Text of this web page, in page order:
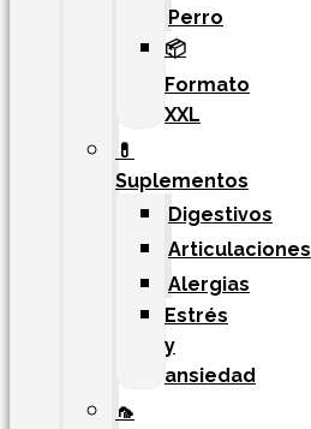
Perro
📦
Formato
XXL
💊
Suplementos
Digestivos
Articulaciones
Alergias
Estrés
y
ansiedad
🦟